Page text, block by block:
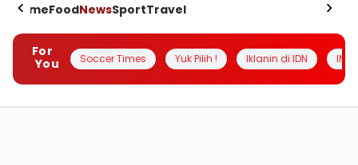
HomeFoodNewsSportTravel
For
You
Soccer Times Yuk Pilih ! Iklanin di IDN